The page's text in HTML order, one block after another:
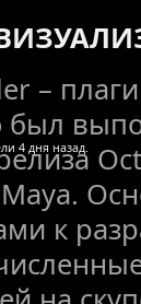
–
был
к